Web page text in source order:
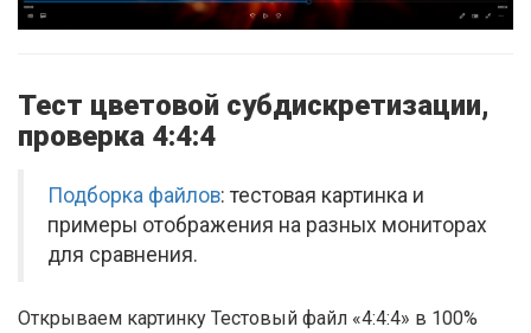
Тест цветовой субдискретизации,
проверка 4:4:4
Подборка файлов: тестовая картинка и
примеры отображения на разных мониторах
для сравнения.
Открываем картинку Тестовый файл «4:4:4» в 100%